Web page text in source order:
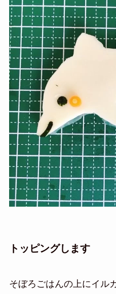
トッピングします
そぼろごはんの上にイル